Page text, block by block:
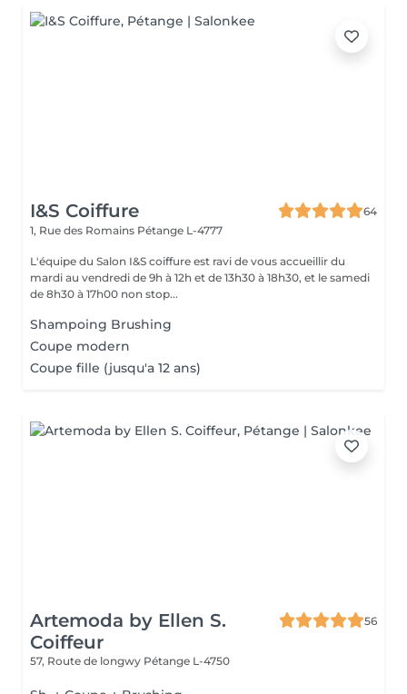
I&S Coiffure
64
1, Rue des Romains Pétange L-4777
L'équipe du Salon I&S coiffure est ravi de vous accueillir du
mardi au vendredi de 9h à 12h et de 13h30 à 18h30, et le samedi
de 8h30 à 17h00 non stop...
Shampoing Brushing
Coupe modern
Coupe fille (jusqu'a 12 ans)
Artemoda by Ellen S.
Coiffeur
56
57, Route de longwy Pétange L-4750